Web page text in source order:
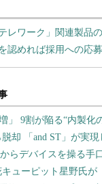
レワーク」関連製品
認めれば採用への応